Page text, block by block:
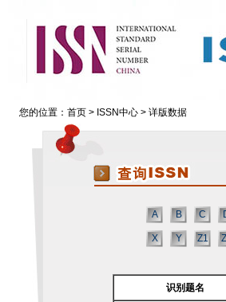
您的位置： 首页> ISSN中心> 详版数据
A B C
X Y Z1
识别题名